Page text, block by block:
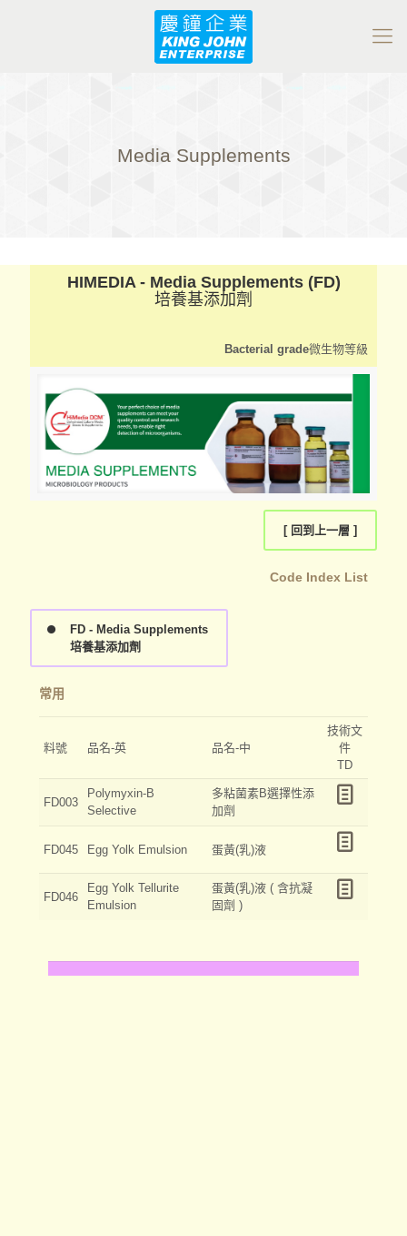
Media Supplements
HIMEDIA - Media Supplements (FD)
培養基添加劑
Bacterial grade微生物等級
[ 回到上一層 ]
Code Index List
FD - Media Supplements
培養基添加劑
常用
料號 品名-英 品名-中
技術文
件
TD
FD003
Polymyxin-B
Selective
多粘菌素B選擇性添
加劑
FD045 Egg Yolk Emulsion 蛋黃(乳)液
FD046
Egg Yolk Tellurite
Emulsion
蛋黃(乳)液 ( 含抗凝
固劑 )